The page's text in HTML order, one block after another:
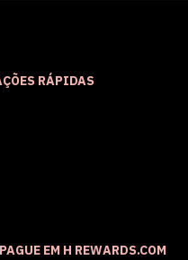
RÁPIDAS
PAGUE EM H REWARDS.COM